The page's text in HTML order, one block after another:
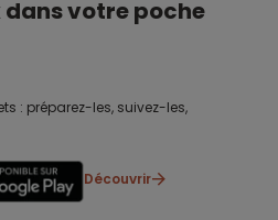
votre poche
: préparez-les, suivez-les,
Découvrir